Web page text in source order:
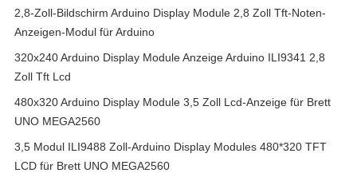
2,8-Zoll-Bildschirm Arduino Display Module 2,8 Zoll Tft-Noten-
Anzeigen-Modul für Arduino
320x240 Arduino Display Module Anzeige Arduino ILI9341 2,8
Zoll Tft Lcd
480x320 Arduino Display Module 3,5 Zoll Lcd-Anzeige für Brett
UNO MEGA2560
3,5 Modul ILI9488 Zoll-Arduino Display Modules 480*320 TFT
LCD für Brett UNO MEGA2560